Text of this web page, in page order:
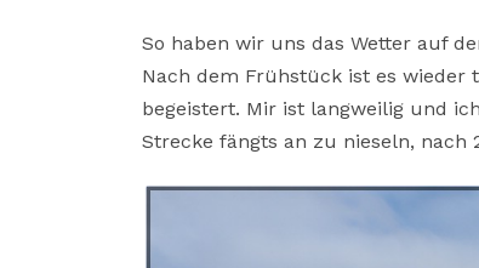
So haben wir uns das Wetter auf
Nach dem Frühstück ist es wieder
begeistert. Mir ist langweilig und
Strecke fängts an zu nieseln, nach